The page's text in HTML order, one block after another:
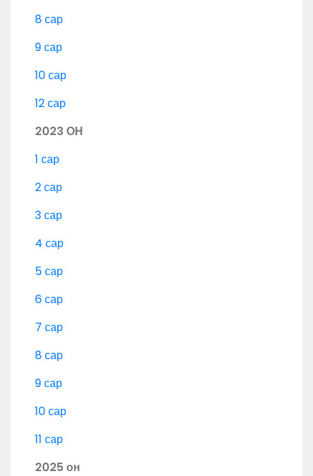
8 сар
9 сар
10 сар
12 сар
2023 ОН
1 сар
2 сар
3 сар
4 сар
5 сар
6 сар
7 сар
8 сар
9 сар
10 сар
11 сар
2025 он